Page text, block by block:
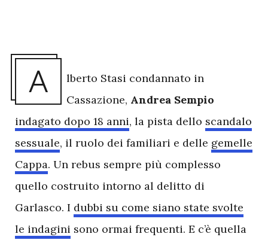
A
lberto Stasi condannato in
Cassazione, Andrea Sempio
indagato dopo 18 anni, la pista dello scandalo
sessuale, il ruolo dei familiari e delle gemelle
Cappa. Un rebus sempre più complesso
quello costruito intorno al delitto di
Garlasco. I dubbi su come siano state svolte
le indagini sono ormai frequenti. E c’è quella